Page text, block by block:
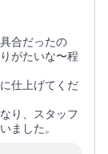
合だったの
がたいな〜程
仕上げてくだ
り、スタッフ
ました。